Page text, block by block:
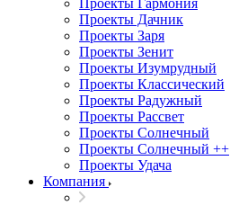
Проекты Гармония
Проекты Дачник
Проекты Заря
Проекты Зенит
Проекты Изумрудный
Проекты Классический
Проекты Радужный
Проекты Рассвет
Проекты Солнечный
Проекты Солнечный ++
Проекты Удача
Компания